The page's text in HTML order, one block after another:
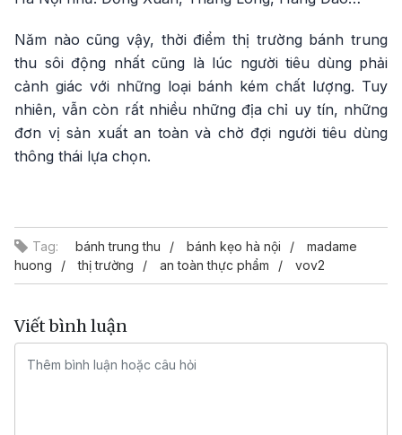
Năm nào cũng vậy, thời điểm thị trường bánh trung
thu sôi động nhất cũng là lúc người tiêu dùng phải
cảnh giác với những loại bánh kém chất lượng. Tuy
nhiên, vẫn còn rất nhiều những địa chỉ uy tín, những
đơn vị sản xuất an toàn và chờ đợi người tiêu dùng
thông thái lựa chọn.
Tag: bánh trung thu bánh kẹo hà nội
madame
huong
thị trường an toàn thực phẩm vov2
Viết bình luận